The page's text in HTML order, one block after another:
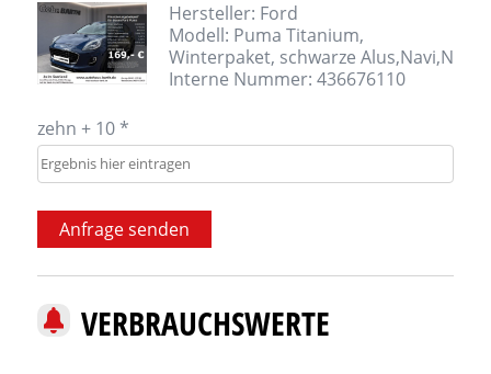
Hersteller: Ford
Modell: Puma Titanium,
Winterpaket, schwarze Alus,Navi,N
Interne Nummer: 436676110
zehn + 10 *
Anfrage senden
VERBRAUCHSWERTE